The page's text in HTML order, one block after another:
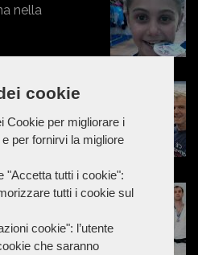
cookie
Cookie per migliorare i
per fornirvi la migliore
"Accetta tutti i cookie":
tutti i cookie sul
cookie": l’utente
che saranno
nella
Cus
di